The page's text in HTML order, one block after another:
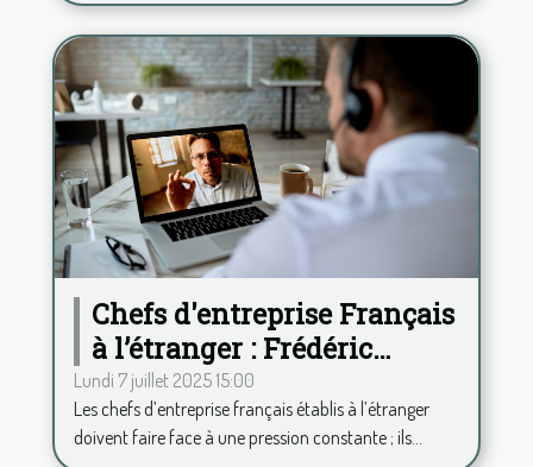
Chefs d'entreprise Français
à l’étranger : Frédéric
Duplessy propose une
analyse psy à distance
Lundi 7 juillet 2025 15:00
Les chefs d’entreprise français établis à l’étranger
doivent faire face à une pression constante ; ils...